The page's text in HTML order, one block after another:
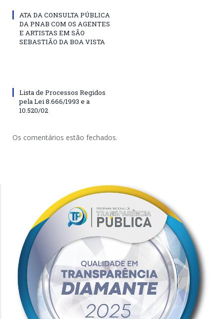
ATA DA CONSULTA PÚBLICA
DA PNAB COM OS AGENTES
E ARTISTAS EM SÃO
SEBASTIÃO DA BOA VISTA
Lista de Processos Regidos
pela Lei 8.666/1993 e a
10.520/02
Os comentários estão fechados.